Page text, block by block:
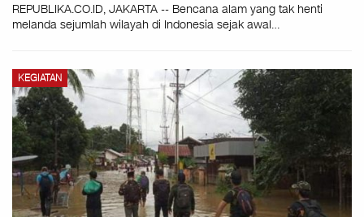
REPUBLIKA.CO.ID, JAKARTA -- Bencana alam yang tak henti
melanda sejumlah wilayah di Indonesia sejak awal…
KEGIATAN